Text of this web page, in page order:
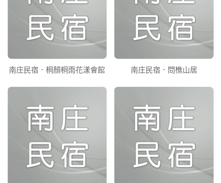
南庄民宿．桐顏桐雨花漾會館 南庄民宿．問樵山居